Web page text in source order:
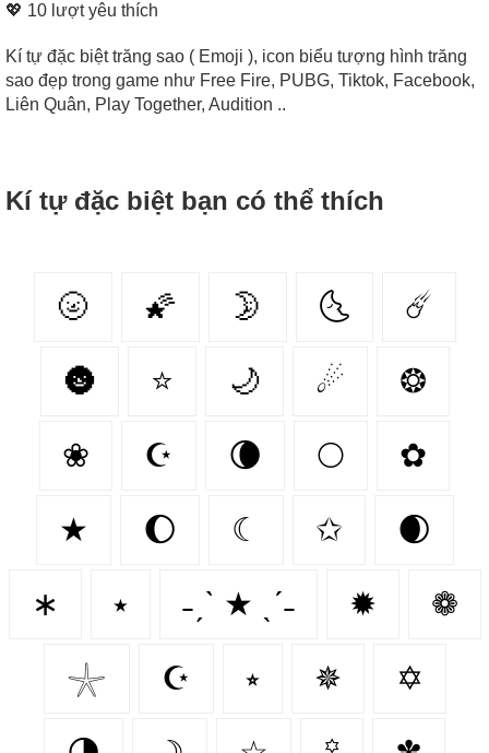
💖 10 lượt yêu thích
Kí tự đặc biệt trăng sao ( Emoji ), icon biểu tượng hình trăng
sao đẹp trong game như Free Fire, PUBG, Tiktok, Facebook,
Liên Quân, Play Together, Audition ..
Kí tự đặc biệt bạn có thể thích
🌝 🌠 🌛 🌜 ☄️
🌚 ⭐ 🌙 ☄ ❂
❀ ☪ 🌘 🌕 ✿
★ 🌔 ☾ ✩ 🌒
∗ ⭑ ˗ˏˋ ★ ˎˊ˗ ✹ ❁
𓇼 ☪️ ⭒ ✵ ✡